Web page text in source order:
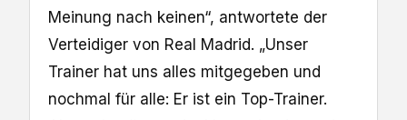
Meinung nach keinen“, antwortete der
Verteidiger von Real Madrid. „Unser
Trainer hat uns alles mitgegeben und
nochmal für alle: Er ist ein Top-Trainer.